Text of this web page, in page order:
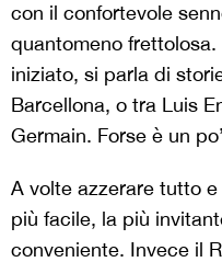
con il confortevole
quantomeno
iniziato, si parla di
Barcellona, o tra Luis
Germain. Forse è un
A volte azzerare tutto
più facile, la più
conveniente. Invece il